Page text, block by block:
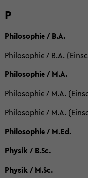
P
Philosophie / B.A.
Philosophie / B.A.
Philosophie / M.A.
Philosophie / M.A.
Philosophie / M.A.
Philosophie / M.Ed.
Physik / B.Sc.
Physik / M.Sc.